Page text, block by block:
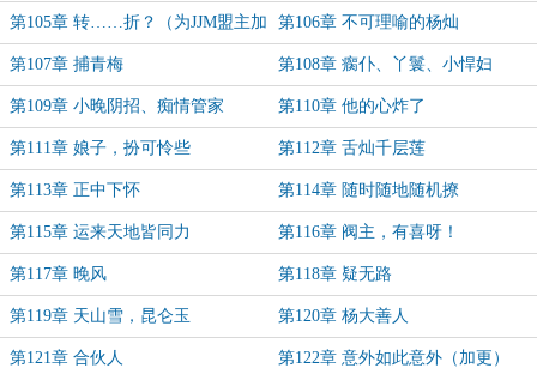
第105章 转……折？（为JJM盟主加
更）
第106章 不可理喻的杨灿
第107章 捕青梅 第108章 瘸仆、丫鬟、小悍妇
第109章 小晚阴招、痴情管家 第110章 他的心炸了
第111章 娘子，扮可怜些 第112章 舌灿千层莲
第113章 正中下怀 第114章 随时随地随机撩
第115章 运来天地皆同力 第116章 阀主，有喜呀！
第117章 晚风 第118章 疑无路
第119章 天山雪，昆仑玉 第120章 杨大善人
第121章 合伙人 第122章 意外如此意外（加更）